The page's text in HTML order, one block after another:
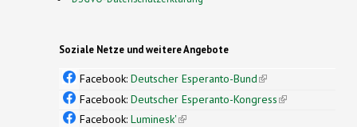
Soziale Netze und weitere Angebote
Facebook: Deutscher Esperanto-Bund(link is
external)
Facebook: Deutscher Esperanto-Kongress(link is
Facebook: Luminesk'(link is external)